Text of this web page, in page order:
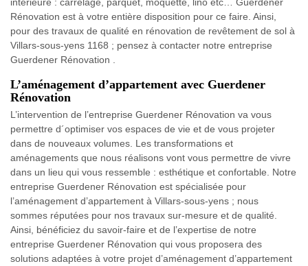
Rénovation est à votre entière disposition pour ce faire. Ainsi,
pour des travaux de qualité en rénovation de revêtement de sol à
Villars-sous-yens 1168 ; pensez à contacter notre entreprise
Guerdener Rénovation .
L’aménagement d’appartement avec Guerdener
Rénovation
L’intervention de l’entreprise Guerdener Rénovation va vous
permettre d´optimiser vos espaces de vie et de vous projeter
dans de nouveaux volumes. Les transformations et
aménagements que nous réalisons vont vous permettre de vivre
dans un lieu qui vous ressemble : esthétique et confortable. Notre
entreprise Guerdener Rénovation est spécialisée pour
l’aménagement d’appartement à Villars-sous-yens ; nous
sommes réputées pour nos travaux sur-mesure et de qualité.
Ainsi, bénéficiez du savoir-faire et de l’expertise de notre
entreprise Guerdener Rénovation qui vous proposera des
solutions adaptées à votre projet d’aménagement d’appartement